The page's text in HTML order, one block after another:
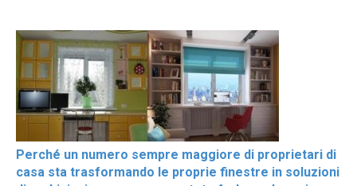
Perché un numero sempre maggiore di proprietari di
casa sta trasformando le proprie finestre in soluzioni